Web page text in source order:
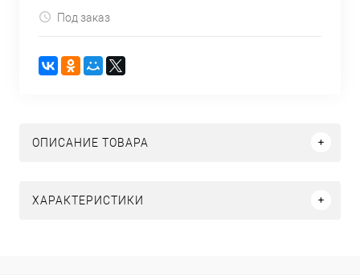
Под заказ
ОПИСАНИЕ ТОВАРА
ХАРАКТЕРИСТИКИ